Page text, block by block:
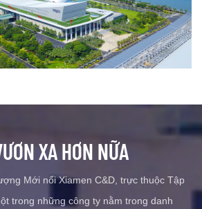
XA HƠN NỮA
Mới nổi Xiamen C&D, trực thuộc Tập
trong những công ty nằm trong danh